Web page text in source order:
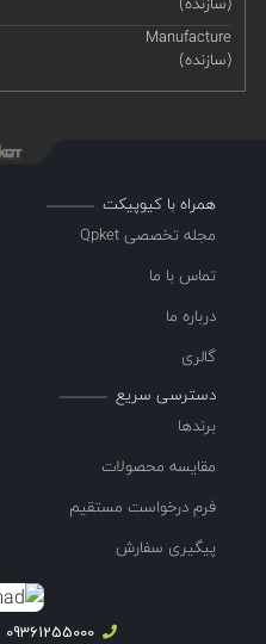
Manufacture
(سازنده)
همراه با کیوپیکت
مجله تخصصی Qpket
تماس با ما
درباره ما
گالری
دسترسی سریع
برندها
مقایسه محصولات
فرم درخواست مستقیم
پیگیری سفارش
09361255000